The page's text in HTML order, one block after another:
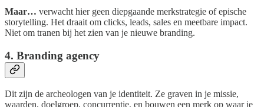
Maar… verwacht hier geen diepgaande merkstrategie of epische
storytelling. Het draait om clicks, leads, sales en meetbare impact.
Niet om tranen bij het zien van je nieuwe branding.
4. Branding agency
Dit zijn de archeologen van je identiteit. Ze graven in je missie,
waarden, doelgroep, concurrentie, en bouwen een merk op waar je